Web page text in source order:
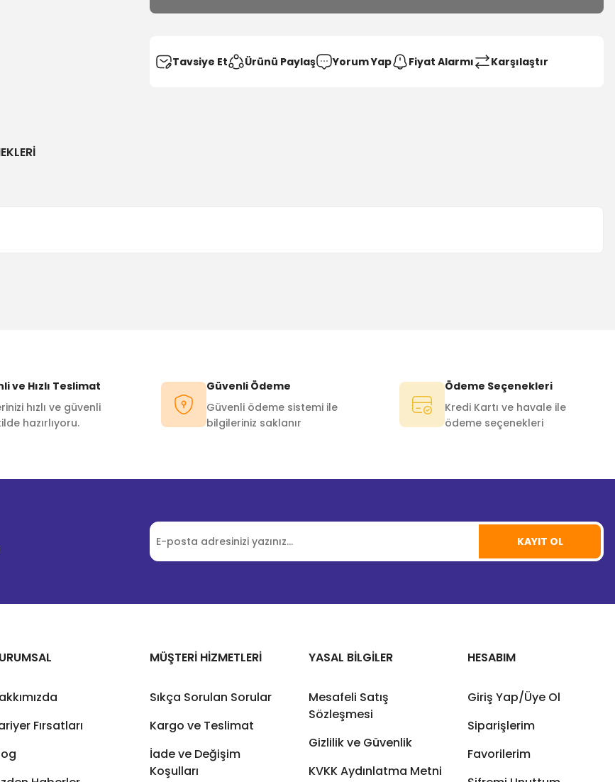
Tavsiye Et Ürünü Paylaş Yorum Yap Fiyat Alarmı Karşılaştır
Yorum Yaz
ve Hızlı Teslimat
hızlı ve güvenli
hazırlıyoru.
Güvenli Ödeme
Güvenli ödeme sistemi ile
bilgileriniz saklanır
Ödeme Seçenekleri
Kredi Kartı ve havale ile
ödeme seçenekleri
KAYIT OL
Fırsatları
MÜŞTERİ HİZMETLERİ
Sıkça Sorulan Sorular
Kargo ve Teslimat
İade ve Değişim
Koşulları
YASAL BİLGİLER
Mesafeli Satış
Sözleşmesi
Gizlilik ve Güvenlik
KVKK Aydınlatma Metni
HESABIM
Giriş Yap/Üye Ol
Siparişlerim
Favorilerim